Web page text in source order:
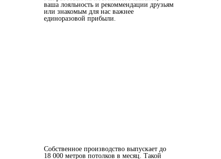
ваша лояльность и рекоммендации друзьям
или знакомым для нас важнее
единоразовой прибыли.
Собственное производство выпускает до
18 000 метров потолков в месяц. Такой